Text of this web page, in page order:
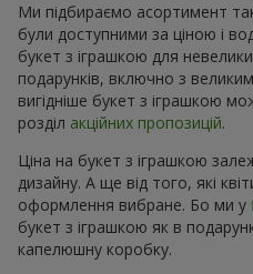
Ми підбираємо асортимент
були доступними за ціною і
букет з іграшкою для
подарунків, включно з
вигідніше букет з іграшкою
розділ акційних пропозицій.
Ціна на букет з іграшкою
дизайну. А ще від того, які
оформлення вибране. Бо ми у
букет з іграшкою як в
капелюшну коробку.